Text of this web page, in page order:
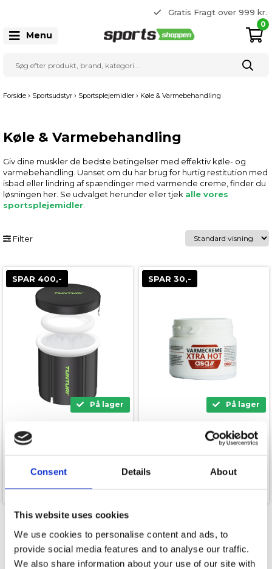
Consent Details About
This website uses cookies
We use cookies to personalise content and ads, to
provide social media features and to analyse our traffic.
We also share information about your use of our site with
Gratis Fragt over 999 kr.
22 20 80 33
Menu
0
Forside › Sportsudstyr › Sportsplejemidler › Køle & Varmebehandling
Køle & Varmebehandling
Giv dine muskler de bedste betingelser med effektiv køle- og
varmebehandling. Uanset om du har brug for hurtig restitution med
isbad eller lindring af spændinger med varmende creme, finder du
løsningen her. Se udvalget herunder eller tjek alle vores
sportsplejemidler
Filter
SPAR 400,-
På lager
Tunturi IB30 Isbad
799,00
SPAR 30,-
På lager
ASG Varmecreme
99,00
69,00kr.
Side 1/1